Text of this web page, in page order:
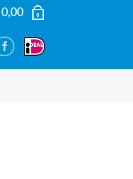
0,00 0